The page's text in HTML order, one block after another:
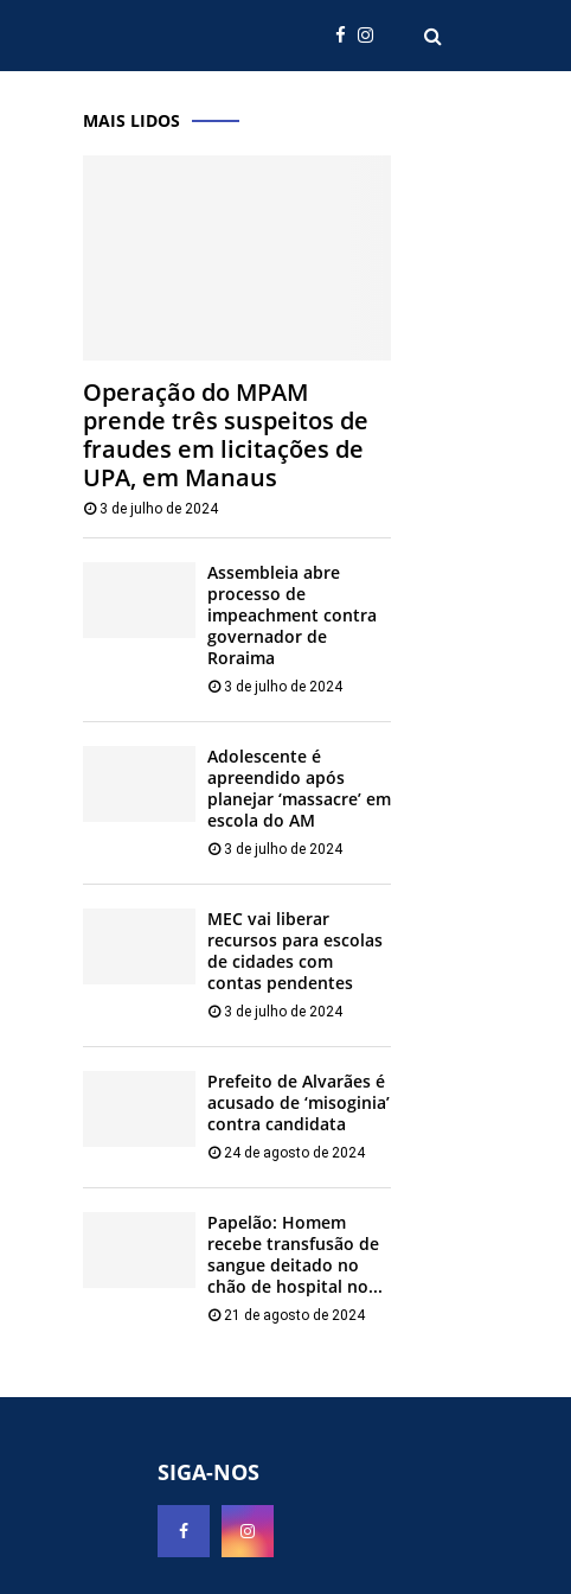
MAIS LIDOS
Operação do MPAM
prende três suspeitos de
fraudes em licitações de
UPA, em Manaus
3 de julho de 2024
Assembleia abre
processo de
impeachment contra
governador de
Roraima
3 de julho de 2024
Adolescente é
apreendido após
planejar ‘massacre’ em
escola do AM
3 de julho de 2024
MEC vai liberar
recursos para escolas
de cidades com
contas pendentes
3 de julho de 2024
Prefeito de Alvarães é
acusado de ‘misoginia’
contra candidata
24 de agosto de 2024
Papelão: Homem
recebe transfusão de
sangue deitado no
chão de hospital no...
21 de agosto de 2024
SIGA-NOS